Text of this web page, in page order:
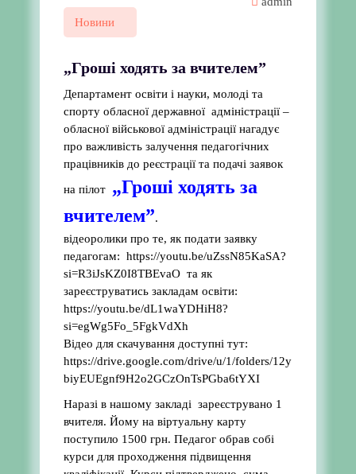
Новини
„Гроші ходять за вчителем”
Департамент освіти і науки, молоді та
спорту обласної державної адміністрації –
обласної військової адміністрації нагадує
про важливість залучення педагогічних
працівників до реєстрації та подачі заявок
на пілот „Гроші ходять за
вчителем”.
відеоролики про те, як подати заявку
педагогам: https://youtu.be/uZssN85KaSA?
si=R3iJsKZ0I8TBEvaO та як
зареєструватись закладам освіти:
https://youtu.be/dL1waYDHiH8?
si=egWg5Fo_5FgkVdXh
Відео для скачування доступні тут:
https://drive.google.com/drive/u/1/folders/12y
biyEUEgnf9H2o2GCzOnTsPGba6tYXI
Наразі в нашому закладі зареєструвано 1
вчителя. Йому на віртуальну карту
поступило 1500 грн. Педагог обрав собі
курси для проходження підвищення